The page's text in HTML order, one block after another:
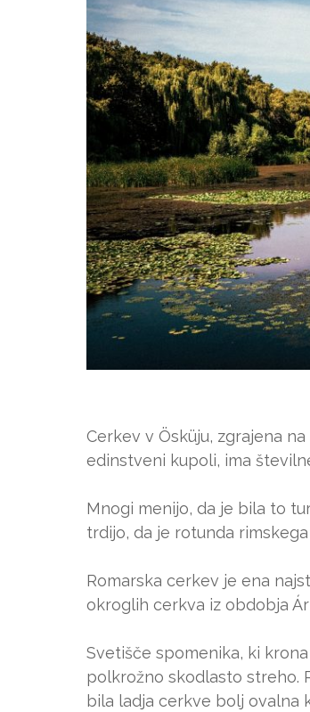
Cerkev v Ösküju, zgrajena
edinstveni kupoli, ima
Mnogi menijo, da je bila to
trdijo, da je rotunda rimskega
Romarska cerkev je ena
okroglih cerkva iz obdobja
Svetišče spomenika, ki
polkrožno skodlasto streho.
bila ladja cerkve bolj ovalna